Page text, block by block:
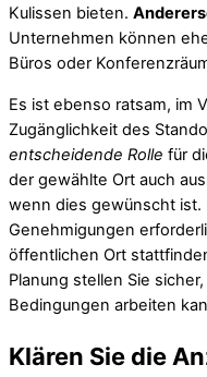
Kulissen bieten.
Unternehmen können
Büros oder
Es ist ebenso ratsam, im
Zugänglichkeit des
entscheidende Rolle für
der gewählte Ort auch
wenn dies gewünscht ist.
Genehmigungen
öffentlichen Ort
Planung stellen Sie
Bedingungen arbeiten
Klären Sie die